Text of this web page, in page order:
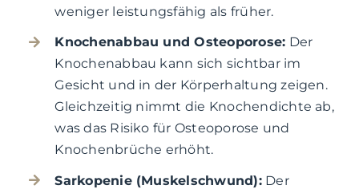
weniger leistungsfähig als früher.
Knochenabbau und Osteoporose: Der
Knochenabbau kann sich sichtbar im
Gesicht und in der Körperhaltung zeigen.
Gleichzeitig nimmt die Knochendichte ab,
was das Risiko für Osteoporose und
Knochenbrüche erhöht.
Sarkopenie (Muskelschwund):Der